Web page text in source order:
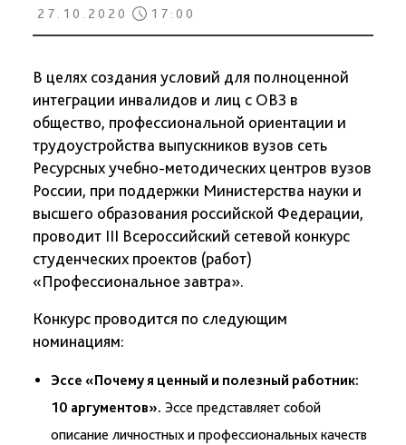
27.10.2020 17:00
В целях создания условий для полноценной
интеграции инвалидов и лиц с ОВЗ в
общество, профессиональной ориентации и
трудоустройства выпускников вузов сеть
Ресурсных учебно-методических центров вузов
России, при поддержки Министерства науки и
высшего образования российской Федерации,
проводит III Всероссийский сетевой конкурс
студенческих проектов (работ)
«Профессиональное завтра».
Конкурс проводится по следующим
номинациям:
Эссе «Почему я ценный и полезный работник:
10 аргументов». Эссе представляет собой
описание личностных и профессиональных качеств